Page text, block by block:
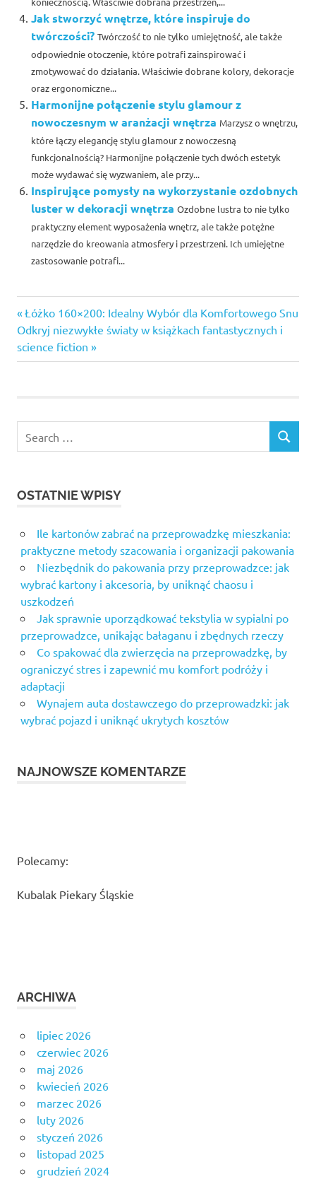
Jak stworzyć wnętrze, które inspiruje do
twórczości? Twórczość to nie tylko umiejętność, ale także
odpowiednie otoczenie, które potrafi zainspirować i
zmotywować do działania. Właściwie dobrane kolory, dekoracje
oraz ergonomiczne...
Harmonijne połączenie stylu glamour z
nowoczesnym w aranżacji wnętrza Marzysz o wnętrzu,
które łączy elegancję stylu glamour z nowoczesną
funkcjonalnością? Harmonijne połączenie tych dwóch estetyk
może wydawać się wyzwaniem, ale przy...
Inspirujące pomysły na wykorzystanie ozdobnych
luster w dekoracji wnętrza Ozdobne lustra to nie tylko
praktyczny element wyposażenia wnętrz, ale także potężne
narzędzie do kreowania atmosfery i przestrzeni. Ich umiejętne
zastosowanie potrafi...
Nawigacja
wpisu
Previous
Post:
Łóżko 160×200: Idealny Wybór dla Komfortowego Snu
Next
Post:
Odkryj niezwykłe światy w książkach fantastycznych i
science fiction
for:
SEARCH
OSTATNIE WPISY
Ile kartonów zabrać na przeprowadzkę mieszkania:
praktyczne metody szacowania i organizacji pakowania
Niezbędnik do pakowania przy przeprowadzce: jak
wybrać kartony i akcesoria, by uniknąć chaosu i
uszkodzeń
Jak sprawnie uporządkować tekstylia w sypialni po
przeprowadzce, unikając bałaganu i zbędnych rzeczy
Co spakować dla zwierzęcia na przeprowadzkę, by
ograniczyć stres i zapewnić mu komfort podróży i
adaptacji
Wynajem auta dostawczego do przeprowadzki: jak
wybrać pojazd i uniknąć ukrytych kosztów
NAJNOWSZE KOMENTARZE
Polecamy:
Kubalak Piekary Śląskie
ARCHIWA
lipiec 2026
czerwiec 2026
maj 2026
kwiecień 2026
marzec 2026
luty 2026
styczeń 2026
listopad 2025
grudzień 2024